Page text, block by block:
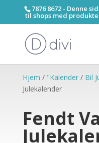
7876 8672 - Denne
til shops med
Hjem / "Kalender/ Bil
Julekalender
Fendt